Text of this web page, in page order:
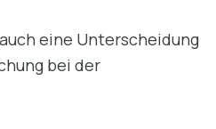
eine Unterscheidung
bei der